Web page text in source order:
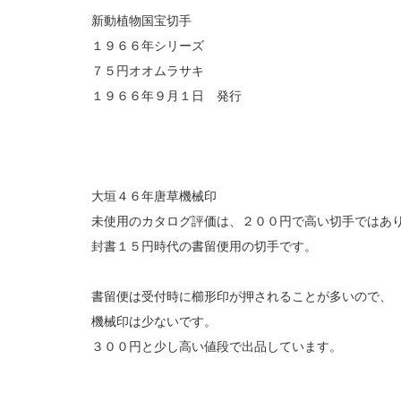
新動植物国宝切手
１９６６年シリーズ
７５円オオムラサキ
１９６６年９月１日 発行
大垣４６年唐草機械印
未使用のカタログ評価は、２００円で高い切手ではあ
封書１５円時代の書留便用の切手です。
書留便は受付時に櫛形印が押されることが多いので、
機械印は少ないです。
３００円と少し高い値段で出品しています。